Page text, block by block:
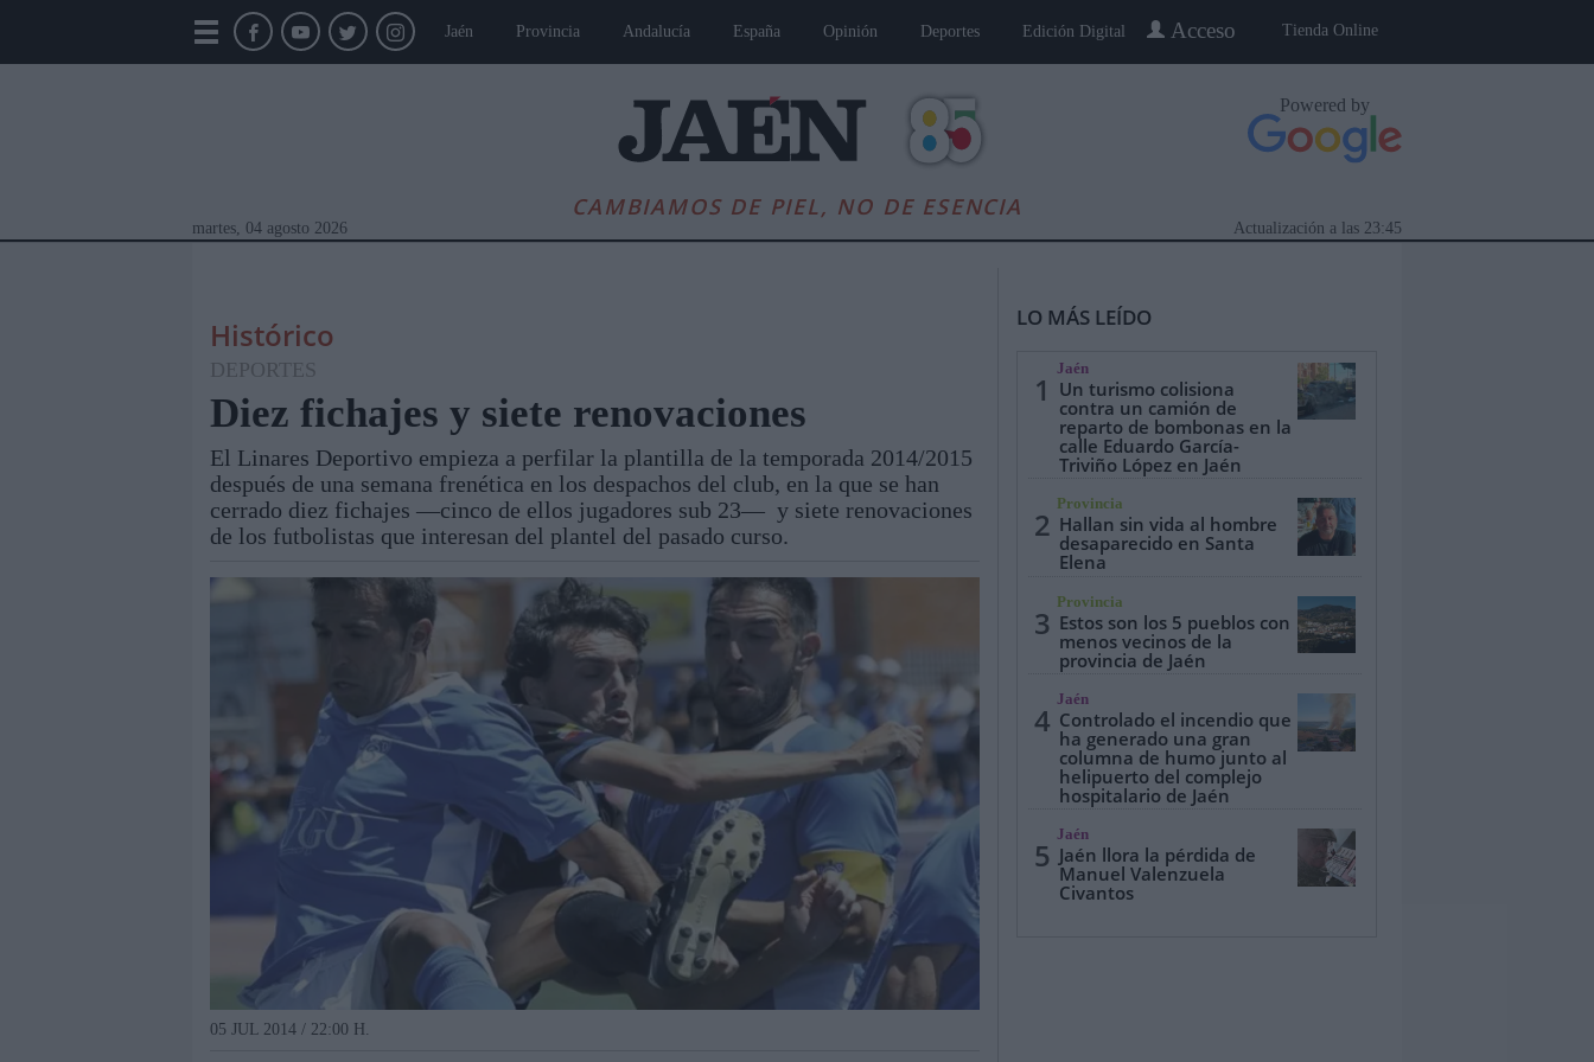
Tienda Online
Acceso
Jaén Provincia Andalucía España Opinión Deportes Edición Digital
CAMBIAMOS DE PIEL, NO DE ESENCIA
Powered by
martes, 04 agosto 2026 23:45
Actualización a las
Módulos Portada Jaén Provincia Linares Andalucía Internacional Opinión Cultura Deportes Jaén, Pueblo a Pueblo Gente
Histórico
DEPORTES
Diez fichajes y siete renovaciones
El Linares Deportivo empieza a perfilar la plantilla de la temporada 2014/2015
después de una semana frenética en los despachos del club, en la que se han
cerrado diez fichajes —cinco de ellos jugadores sub 23— y siete renovaciones
de los futbolistas que interesan del plantel del pasado curso.
05 JUL 2014 / 22:00 H.
LO MÁS LEÍDO
1
Jaén
Un turismo colisiona
contra un camión de
reparto de bombonas en la
calle Eduardo García-
Triviño López en Jaén
2
Provincia
Hallan sin vida al hombre
desaparecido en Santa
Elena
3
Provincia
Estos son los 5 pueblos con
menos vecinos de la
provincia de Jaén
4
Jaén
Controlado el incendio que
ha generado una gran
columna de humo junto al
helipuerto del complejo
hospitalario de Jaén
5
Jaén
Jaén llora la pérdida de
Manuel Valenzuela
Civantos